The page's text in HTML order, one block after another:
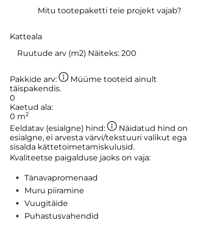
Mitu tootepaketti teie projekt vajab?
Katteala
Pakkide arv:
Müüme tooteid ainult
täispakendis.
0
Kaetud ala:
0 m2
Eeldatav (esialgne) hind:
Näidatud hind on
esialgne, ei arvesta värvi/tekstuuri valikut ega
sisalda kättetoimetamiskulusid.
Kvaliteetse paigalduse jaoks on vaja:
Tänavapromenaad
Muru piiramine
Vuugitäide
Puhastusvahendid